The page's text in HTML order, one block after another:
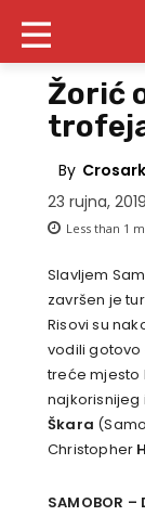
Žorić
By
23 rujna, 2019
Less than 1
Slavljem
završen je
Risovi su
vodili gotovo
treće mjesto
najkorisnijeg
Škara
Christopher
SAMOBOR –